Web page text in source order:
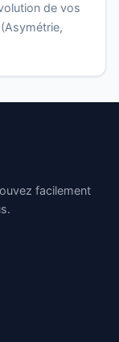
de vos
facilement